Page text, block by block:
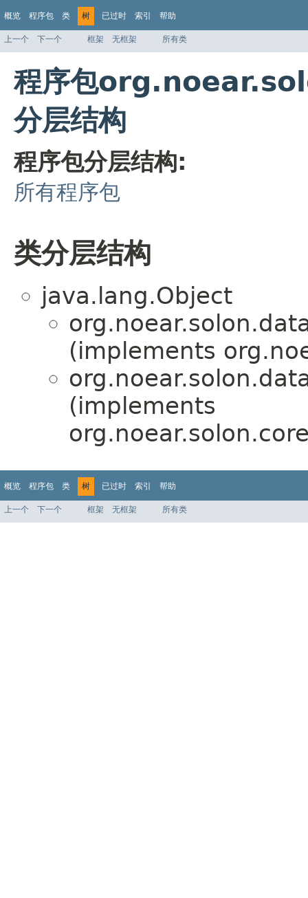
概览 程序包 类 树 已过时 索引 帮助
上一个 下一个 框架 无框架 所有类
程序包
分层结构
程序包分层结构:
所有程序包
类分层结构
java.lang.Object
(implements
(implements
概览 程序包 类 树 已过时 索引 帮助
上一个 下一个 框架 无框架 所有类